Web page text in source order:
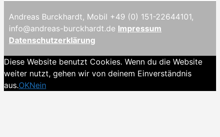
Andreas Burckhardt, Mobil +49 (0) 151-22644101,
info@andreas-burckhardt.de Impressum
Datenschutzerklärung
Diese Website benutzt Cookies. Wenn du die Website
weiter nutzt, gehen wir von deinem Einverständnis
aus.OKNein